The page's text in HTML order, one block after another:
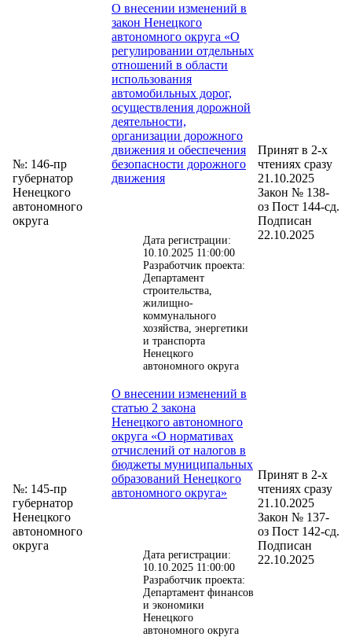
№: 146-пр
губернатор
Ненецкого
автономного
округа
О внесении изменений в
закон Ненецкого
автономного округа «О
регулировании отдельных
отношений в области
использования
автомобильных дорог,
осуществления дорожной
деятельности,
организации дорожного
движения и обеспечения
безопасности дорожного
движения
Дата регистрации:
10.10.2025 11:00:00
Разработчик проекта:
Департамент
строительства,
жилищно-
коммунального
хозяйства, энергетики
и транспорта
Ненецкого
автономного округа
Принят в 2-х
чтениях сразу
21.10.2025
Закон № 138-
оз Пост 144-сд.
Подписан
22.10.2025
№: 145-пр
губернатор
Ненецкого
автономного
округа
О внесении изменений в
статью 2 закона
Ненецкого автономного
округа «О нормативах
отчислений от налогов в
бюджеты муниципальных
образований Ненецкого
автономного округа»
Дата регистрации:
10.10.2025 11:00:00
Разработчик проекта:
Департамент финансов
и экономики
Ненецкого
автономного округа
Принят в 2-х
чтениях сразу
21.10.2025
Закон № 137-
оз Пост 142-сд.
Подписан
22.10.2025